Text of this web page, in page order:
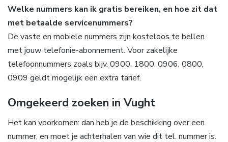
Welke nummers kan ik gratis bereiken, en hoe zit dat
met betaalde servicenummers?
De vaste en mobiele nummers zijn kosteloos te bellen
met jouw telefonie-abonnement. Voor zakelijke
telefoonnummers zoals bijv. 0900, 1800, 0906, 0800,
0909 geldt mogelijk een extra tarief.
Omgekeerd zoeken in Vught
Het kan voorkomen: dan heb je de beschikking over een
nummer, en moet je achterhalen van wie dit tel. nummer is.